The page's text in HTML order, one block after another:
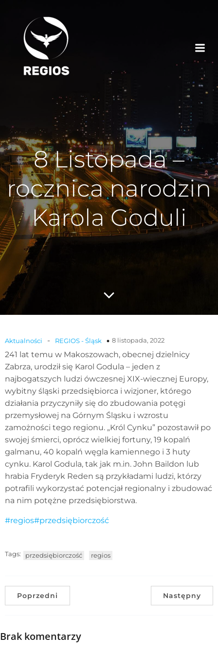
8 Listopada –
rocznica narodzin
Karola Goduli
Aktualności - REGIOS - Śląsk 8 listopada, 2022
241 lat temu w Makoszowach, obecnej dzielnicy
Zabrza, urodził się Karol Godula – jeden z
najbogatszych ludzi ówczesnej XIX-wiecznej Europy,
wybitny śląski przedsiębiorca i wizjoner, którego
działania przyczyniły się do zbudowania potęgi
przemysłowej na Górnym Śląsku i wzrostu
zamożności tego regionu. „Król Cynku” pozostawił po
swojej śmierci, oprócz wielkiej fortuny, 19 kopalń
galmanu, 40 kopalń węgla kamiennego i 3 huty
cynku. Karol Godula, tak jak m.in. John Baildon lub
hrabia Fryderyk Reden są przykładami ludzi, którzy
potrafili wykorzystać potencjał regionalny i zbudować
na nim potężne przedsiębiorstwa.
#regios#przedsiębiorczość
Tags: przedsiębiorczość regios
Poprzedni Następny
Brak komentarzy